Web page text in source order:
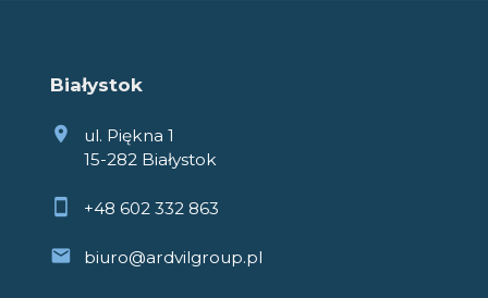
Białystok
ul. Piękna 1
15-282 Białystok
+48 602 332 863
biuro@ardvilgroup.pl